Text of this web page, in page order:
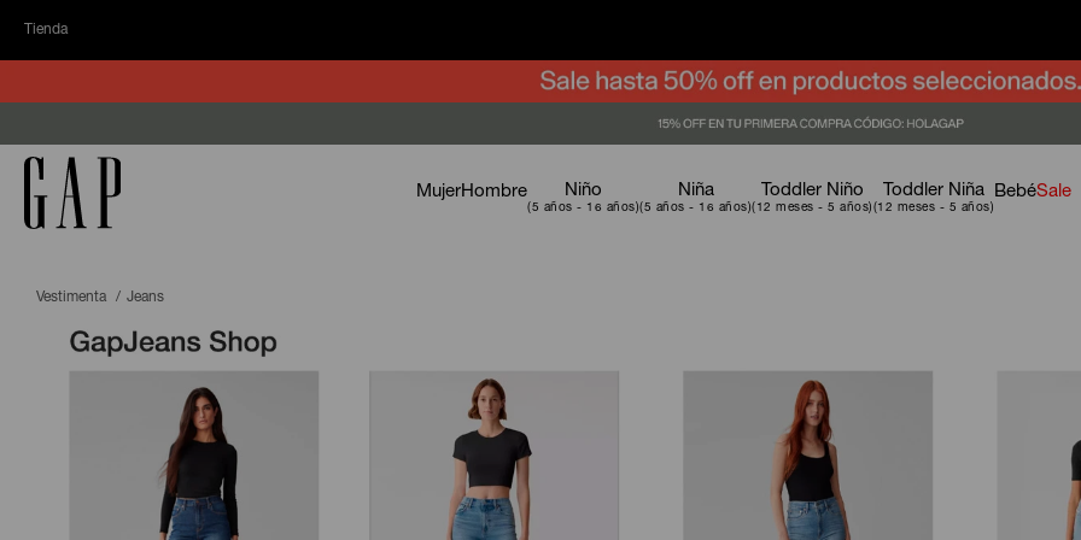
Tienda
MujerHombre Niño Niña Toddler Niño Toddler Niña BebéSale
Vestimenta Jeans